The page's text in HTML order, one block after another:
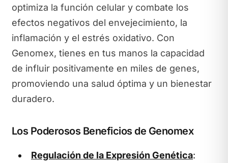
optimiza la función celular y combate los
efectos negativos del envejecimiento, la
inflamación y el estrés oxidativo. Con
Genomex, tienes en tus manos la capacidad
de influir positivamente en miles de genes,
promoviendo una salud óptima y un bienestar
duradero.
Los Poderosos Beneficios de Genomex
Regulación de la Expresión Genética: